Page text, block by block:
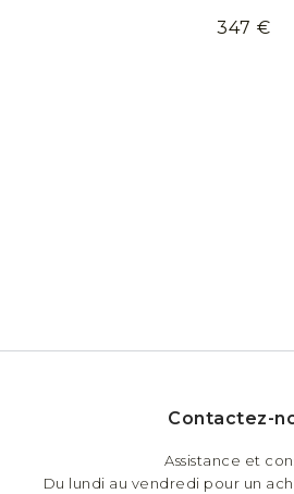
347 €
Contactez-
Assistance et
Du lundi au vendredi pour un